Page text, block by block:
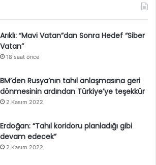
Arıklı: “Mavi Vatan”dan Sonra Hedef “Siber
Vatan”
18 saat önce
BM’den Rusya’nın tahıl anlaşmasına geri
dönmesinin ardından Türkiye’ye teşekkür
2 Kasım 2022
Erdoğan: “Tahıl koridoru planladığı gibi
devam edecek”
2 Kasım 2022